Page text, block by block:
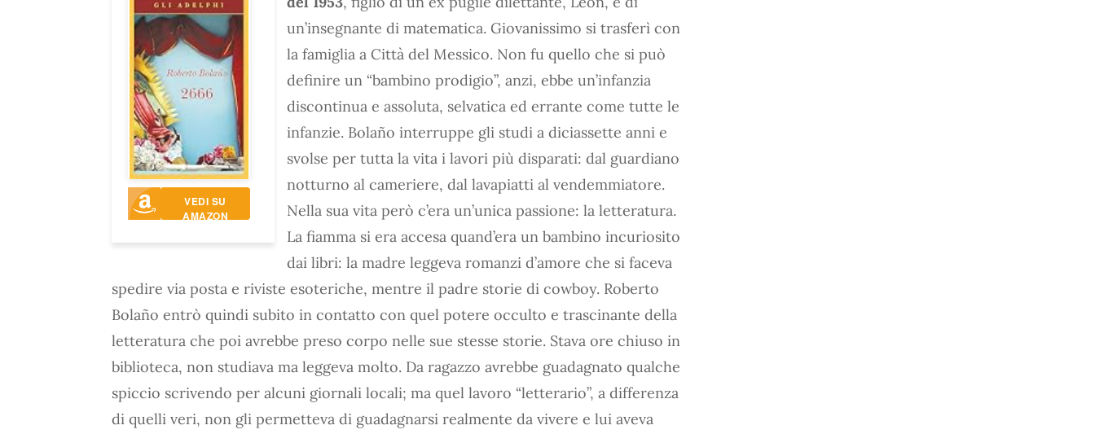
VEDI SU
AMAZON
un’insegnante di matematica. Giovanissimo si trasferì con
la famiglia a Città del Messico. Non fu quello che si può
definire un “bambino prodigio”, anzi, ebbe un’infanzia
discontinua e assoluta, selvatica ed errante come tutte le
infanzie. Bolaño interruppe gli studi a diciassette anni e
svolse per tutta la vita i lavori più disparati: dal guardiano
notturno al cameriere, dal lavapiatti al vendemmiatore.
Nella sua vita però c’era un’unica passione: la letteratura.
La fiamma si era accesa quand’era un bambino incuriosito
dai libri: la madre leggeva romanzi d’amore che si faceva
spedire via posta e riviste esoteriche, mentre il padre storie di cowboy. Roberto
Bolaño entrò quindi subito in contatto con quel potere occulto e trascinante della
letteratura che poi avrebbe preso corpo nelle sue stesse storie. Stava ore chiuso in
biblioteca, non studiava ma leggeva molto. Da ragazzo avrebbe guadagnato qualche
spiccio scrivendo per alcuni giornali locali; ma quel lavoro “letterario”, a differenza
di quelli veri, non gli permetteva di guadagnarsi realmente da vivere e lui aveva